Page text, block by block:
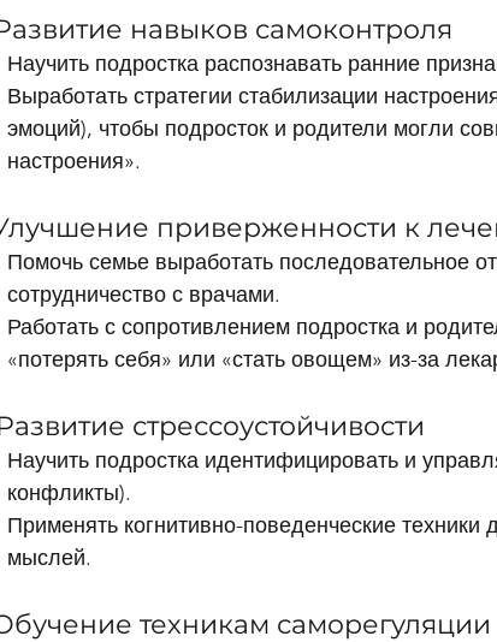
навыков самоконтроля
Научить подростка распознавать ранние
Выработать стратегии стабилизации
эмоций), чтобы подросток и родители могли
настроения».
приверженности к
Помочь семье выработать последовательное
сотрудничество с врачами.
Работать с сопротивлением подростка и
«потерять себя» или «стать овощем» из-за
стрессоустойчивости
Научить подростка идентифицировать и
конфликты).
Применять когнитивно-поведенческие техники
мыслей.
техникам саморегуляции